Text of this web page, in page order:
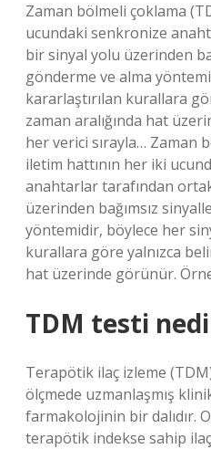
Zaman bölmeli çoklama
ucundaki senkronize
bir sinyal yolu üzerinden
gönderme ve alma
kararlaştırılan kurallara
zaman aralığında hat
her verici sırayla… Zaman
iletim hattının her iki
anahtarlar tarafından
üzerinden bağımsız
yöntemidir, böylece her
kurallara göre yalnızca
hat üzerinde görünür.
TDM testi
Terapötik ilaç izleme
ölçmede uzmanlaşmış
farmakolojinin bir dalıdır.
terapötik indekse sahip